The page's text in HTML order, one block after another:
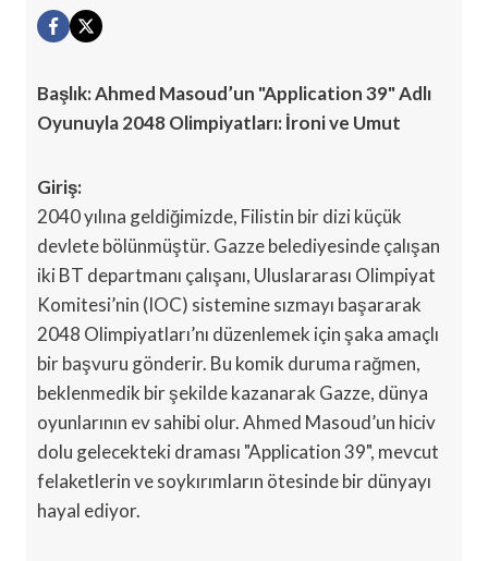
Başlık: Ahmed Masoud’un "Application 39" Adlı
Oyunuyla 2048 Olimpiyatları: İroni ve Umut
Giriş:
2040 yılına geldiğimizde, Filistin bir dizi küçük
devlete bölünmüştür. Gazze belediyesinde çalışan
iki BT departmanı çalışanı, Uluslararası Olimpiyat
Komitesi’nin (IOC) sistemine sızmayı başararak
2048 Olimpiyatları’nı düzenlemek için şaka amaçlı
bir başvuru gönderir. Bu komik duruma rağmen,
beklenmedik bir şekilde kazanarak Gazze, dünya
oyunlarının ev sahibi olur. Ahmed Masoud’un hiciv
dolu gelecekteki draması "Application 39", mevcut
felaketlerin ve soykırımların ötesinde bir dünyayı
hayal ediyor.